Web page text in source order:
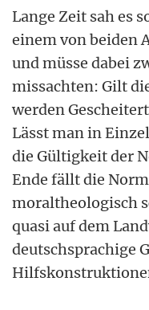
Lange Zeit sah es
einem von beiden
und müsse dabei
missachten: Gilt
werden
Lässt man in
die Gültigkeit der
Ende fällt die
moraltheologisch
quasi auf dem
deutschsprachige